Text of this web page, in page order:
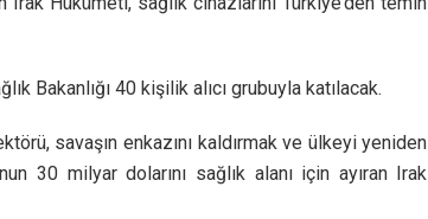
Bakanlığı 40 kişilik alıcı grubuyla katılacak.
savaşın enkazını kaldırmak ve ülkeyi yeniden
30 milyar dolarını sağlık alanı için ayıran Irak